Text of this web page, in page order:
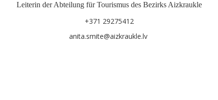
Leiterin der Abteilung fürTourismus des Bezirks Aizkraukle
+371 29275412
anita.smite@aizkraukle.lv